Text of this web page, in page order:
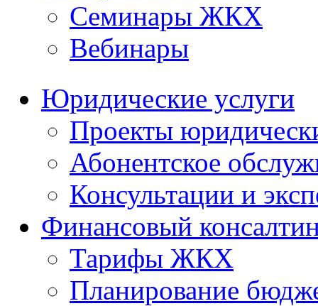
Семинары ЖКХ
Вебинары
Юридические услуги
Проекты
Абонентское
Консультации и
Финансовый
Тарифы ЖКХ
Планирование